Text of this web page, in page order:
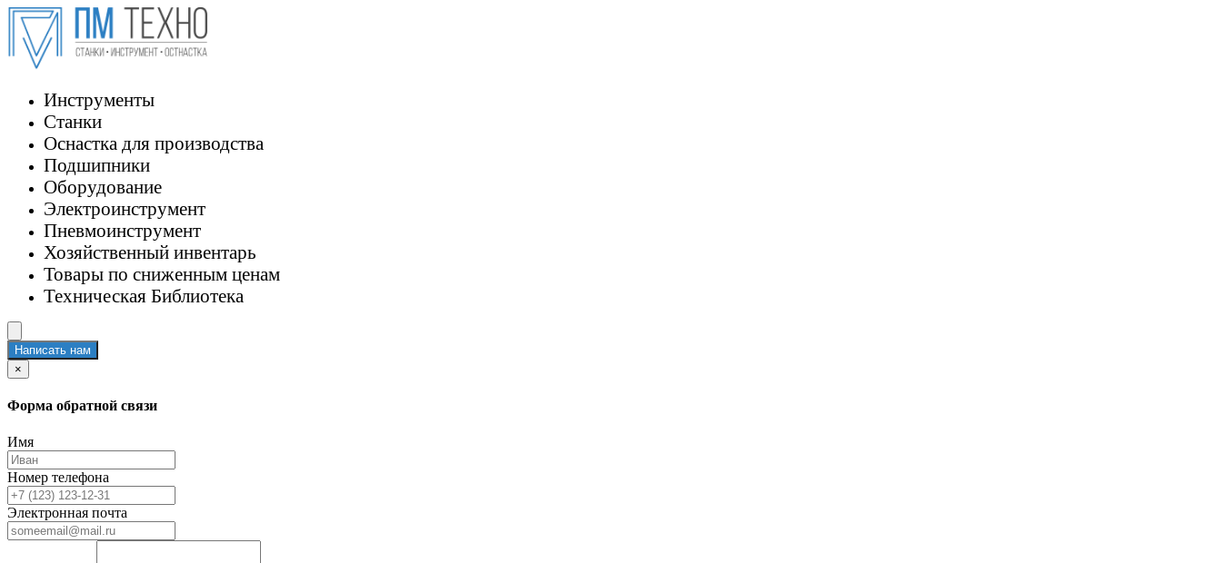
Инструменты
Станки
Оснастка для производства
Подшипники
Оборудование
Электроинструмент
Пневмоинструмент
Хозяйственный инвентарь
Товары по сниженным ценам
Техническая Библиотека
Написать нам
×
Форма обратной связи
Имя
Номер телефона
Электронная почта